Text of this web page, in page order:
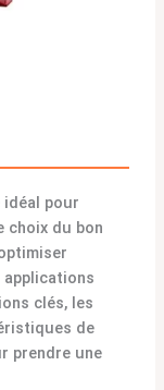
pour
choix du bon
clés, les
de
prendre une